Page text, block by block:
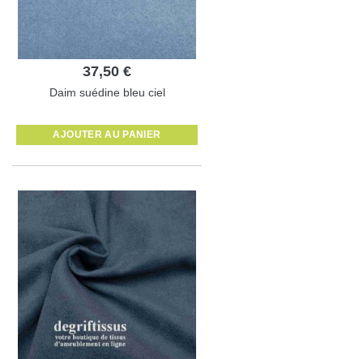
37,50 €
Daim suédine bleu ciel
AJOUTER AU PANIER